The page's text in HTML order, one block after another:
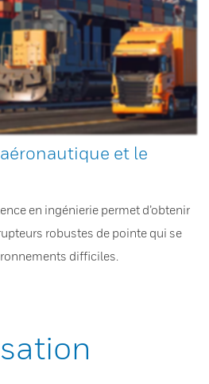
et le
en ingénierie permet d’obtenir
robustes de pointe qui se
difficiles.